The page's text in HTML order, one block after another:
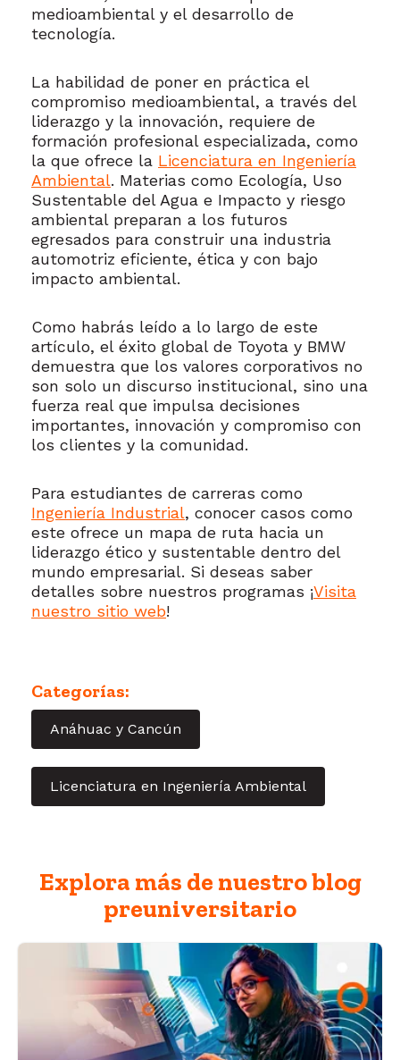
medioambiental y el desarrollo de
tecnología.
La habilidad de poner en práctica el
compromiso medioambiental, a través del
liderazgo y la innovación, requiere de
formación profesional especializada, como
la que ofrece la Licenciatura en Ingeniería
Ambiental. Materias como Ecología, Uso
Sustentable del Agua e Impacto y riesgo
ambiental preparan a los futuros
egresados para construir una industria
automotriz eficiente, ética y con bajo
impacto ambiental.
Como habrás leído a lo largo de este
artículo, el éxito global de Toyota y BMW
demuestra que los valores corporativos no
son solo un discurso institucional, sino una
fuerza real que impulsa decisiones
importantes, innovación y compromiso con
los clientes y la comunidad.
Para estudiantes de carreras como
Ingeniería Industrial, conocer casos como
este ofrece un mapa de ruta hacia un
liderazgo ético y sustentable dentro del
mundo empresarial. Si deseas saber
detalles sobre nuestros programas ¡Visita
nuestro sitio web!
Categorías:
Anáhuac y Cancún
Licenciatura en Ingeniería Ambiental
Explora más de nuestro blog
preuniversitario